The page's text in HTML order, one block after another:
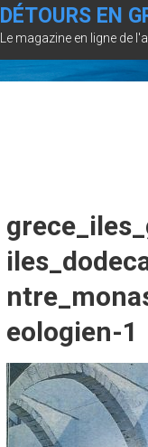
Skip
to
content
DÉTOURS EN
Le magazine en ligne de
eologien-1